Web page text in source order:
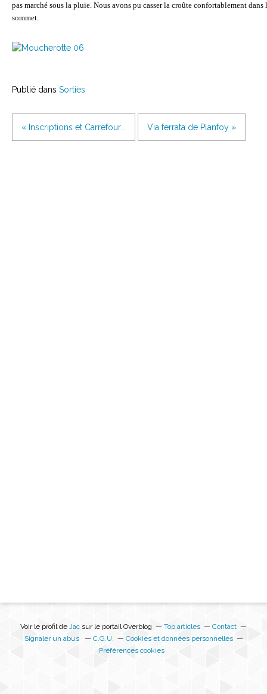
pas marché sous la pluie. Nous avons pu casser la croûte confortablement
sommet.
Publié dans Sorties
« Inscriptions et Carrefour... Via ferrata de Planfoy »
Voir le profil de Jac sur le portail Overblog Top articles
Contact
Signaler un abus
C.G.U.
Cookies et données personnelles
Préférences cookies